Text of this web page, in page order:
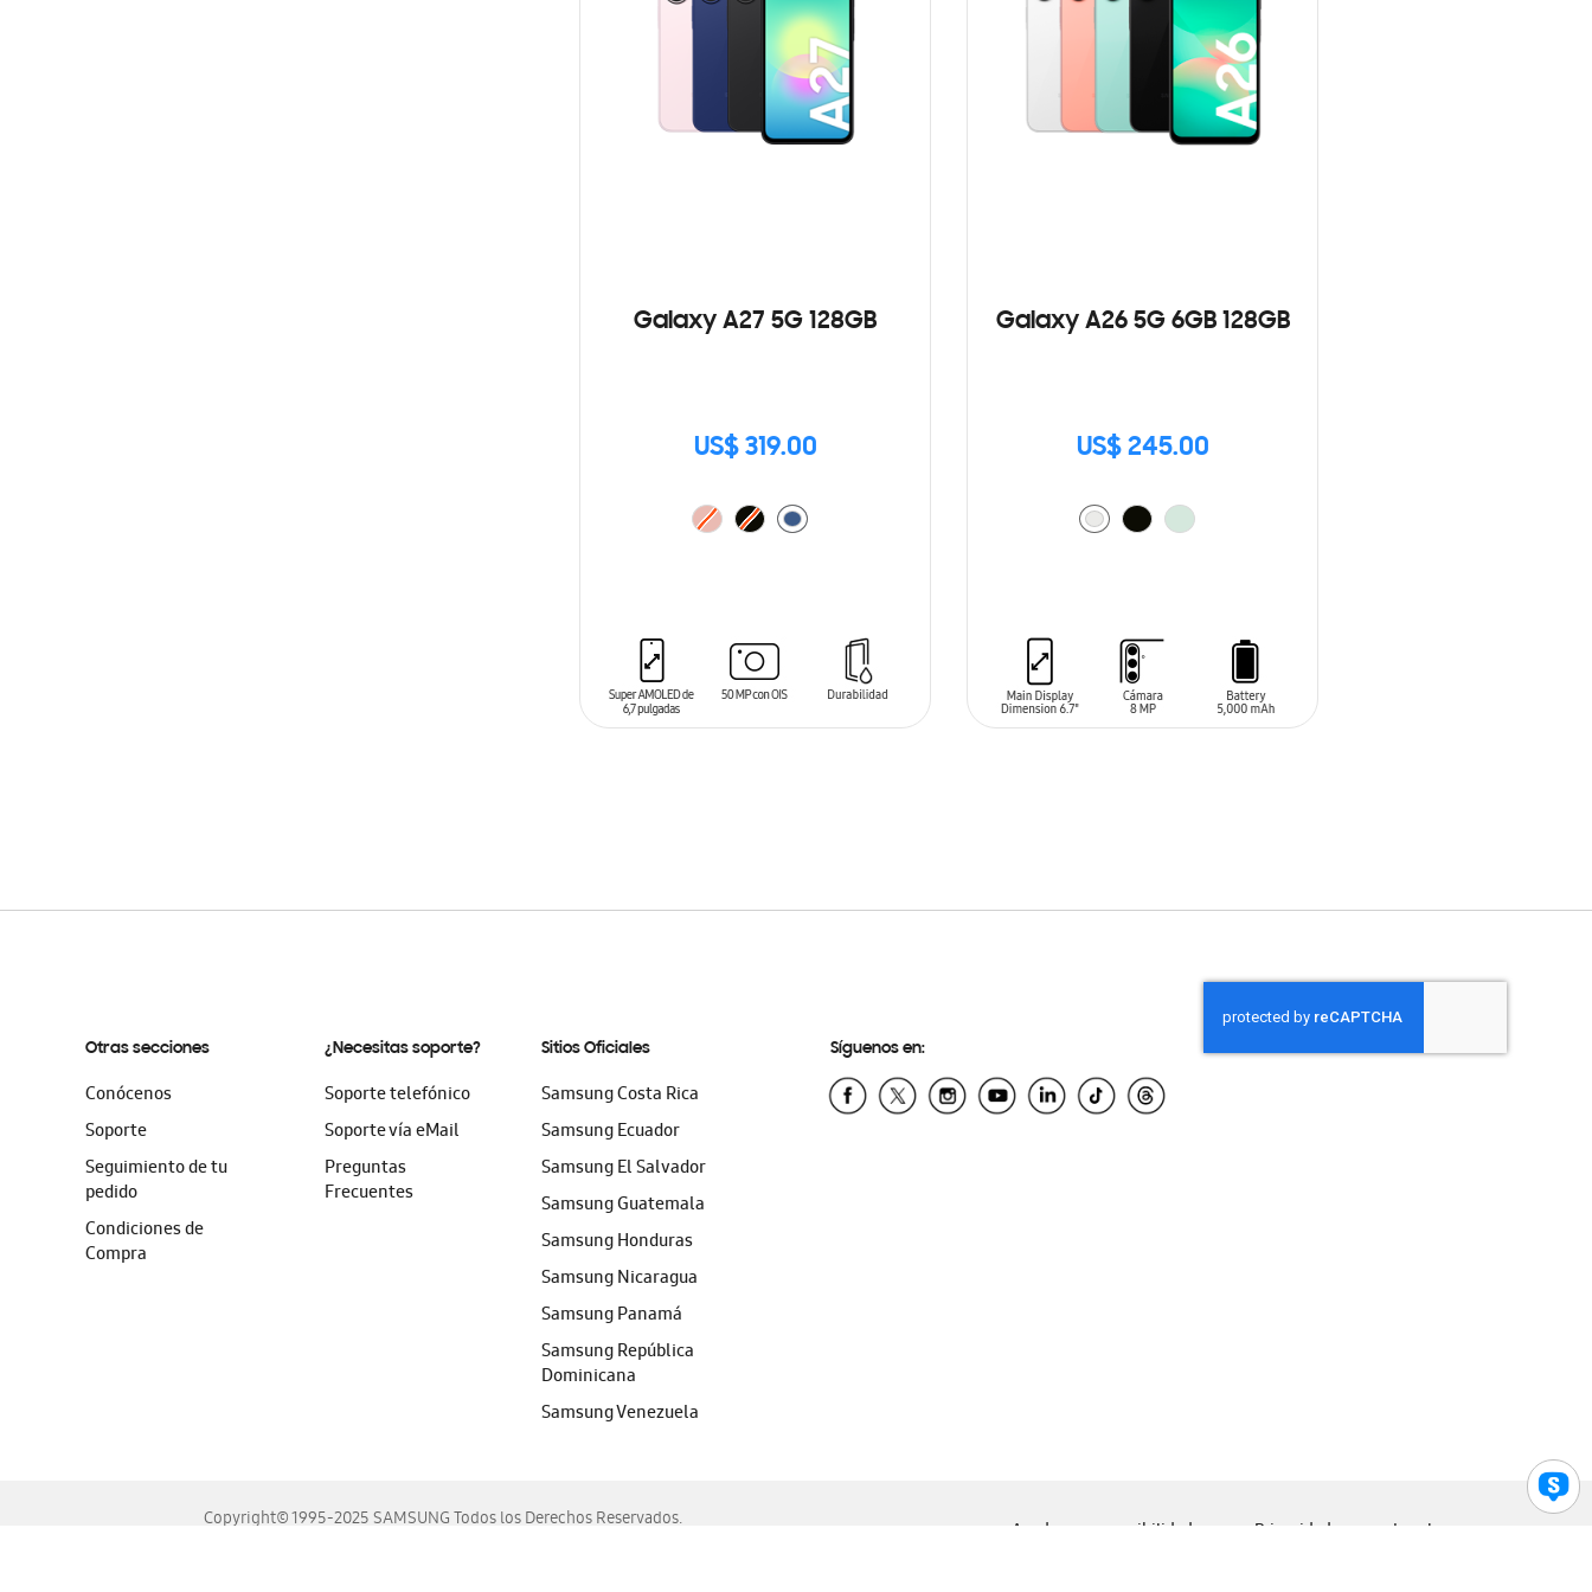
Galaxy A27 5G 128GB
US$ 319.00
Galaxy A26 5G 6GB 128GB
US$ 245.00
Otras secciones
Conócenos
Soporte
Seguimiento de tu
pedido
Condiciones de
Compra
¿Necesitas soporte?
Soporte telefónico
Soporte vía eMail
Preguntas
Frecuentes
Sitios Oficiales
Samsung Costa Rica
Samsung Ecuador
Samsung El Salvador
Samsung Guatemala
Samsung Honduras
Samsung Nicaragua
Samsung Panamá
Samsung República
Dominicana
Samsung Venezuela
Síguenos en:
Copyright© 1995-2025 SAMSUNG Todos los Derechos Reservados.
Ayuda para accesibilidad Privacidad Legal